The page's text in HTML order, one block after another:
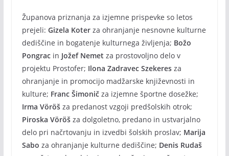
Županova priznanja za izjemne prispevke so letos
prejeli: Gizela Koterza ohranjanje nesnovne kulturne
dediščine in bogatenje kulturnega življenja; Božo
Pongracin Jožef Nemet za prostovoljno delo v
projektu Prostofer; Ilona Zadravec Szekeresza
ohranjanje in promocijo madžarske književnosti in
kulture; Franc Šimoničza izjemne športne dosežke;
Irma Vöröšza predanost vzgoji predšolskih otrok;
Piroska Vöröšza dolgoletno, predano in ustvarjalno
delo pri načrtovanju in izvedbi šolskih proslav; Marija
Sabo za ohranjanje kulturne dediščine; Denis Rudaš